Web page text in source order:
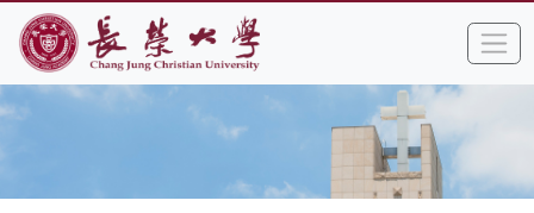
跳到主要內容區塊
長榮大學全球資訊網中文網頁
手